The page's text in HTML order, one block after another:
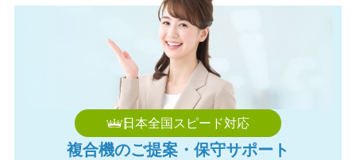
日本全国スピード対応
複合機のご提案・保守サポート